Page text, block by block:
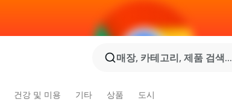
매장, 카테고리, 제품 검색...
건강 및 미용 기타 상품 도시